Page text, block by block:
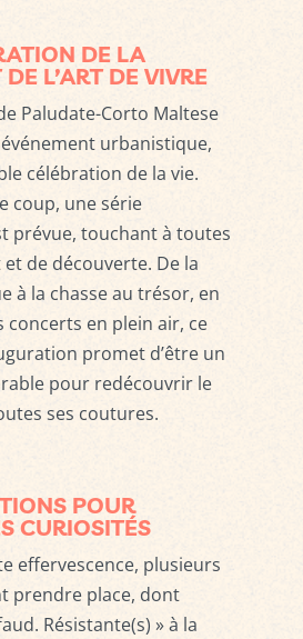
DE LA
L’ART DE VIVRE
Paludate-Corto Maltese
événement urbanistique,
célébration de la vie.
coup, une série
prévue, touchant à toutes
et de découverte. De la
à la chasse au trésor, en
concerts en plein air, ce
promet d’être un
pour redécouvrir le
ses coutures.
POUR
CURIOSITÉS
effervescence, plusieurs
prendre place, dont
Résistante(s) » à la